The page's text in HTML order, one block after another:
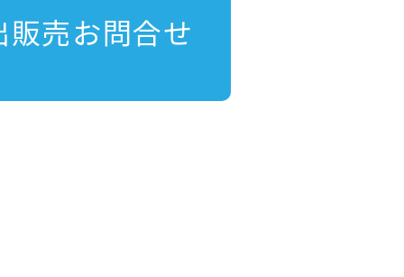
販売お問合せ